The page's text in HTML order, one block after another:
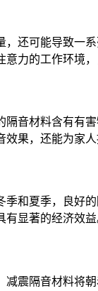
还可能导致一
力的工作环境
音材料含有有
果，还能为家人
和夏季，良好
显著的经济效益
震隔音材料将